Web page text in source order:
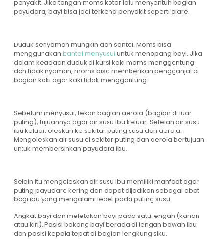
penyakit. Jika tangan moms kotor lalu menyentuh bagian
payudara, bayi bisa jadi terkena penyakit seperti diare.
Duduk senyaman mungkin dan santai. Moms bisa
menggunakan bantal menyusui untuk menopang bayi. Jika
dalam keadaan duduk di kursi kaki moms menggantung
dan tidak nyaman, moms bisa memberikan pengganjal di
bagian kaki agar kaki tidak menggantung.
Sebelum menyusui, tekan bagian aerola (bagian di luar
puting), tujuannya agar air susu ibu keluar. Setelah air susu
ibu keluar, oleskan ke sekitar puting susu dan aerola.
Mengoleskan air susu di sekitar puting dan aerola bertujuan
untuk membersihkan payudara ibu.
Selain itu mengoleskan air susu ibu memiliki manfaat agar
puting payudara kering dan dapat dijadikan sebagai obat
bagi ibu yang mengalami lecet pada puting susu.
Angkat bayi dan meletakan bayi pada satu lengan (kanan
atau kiri). Posisi bokong bayi berada di lengan bawah ibu
dan posisi kepala tepat di bagian lengkung siku.